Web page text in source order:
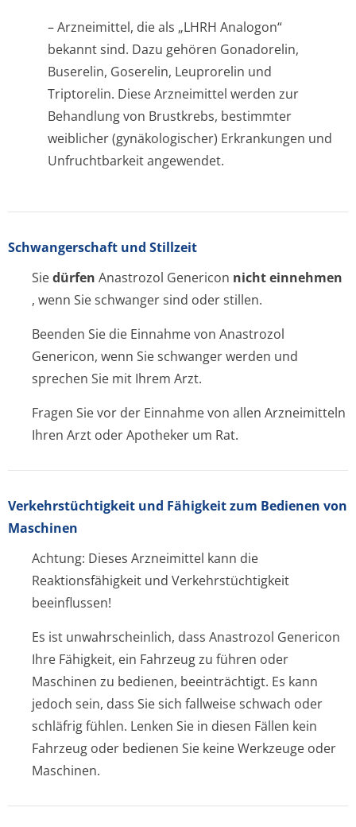
– Arzneimittel, die als „LHRH Analogon“
bekannt sind. Dazu gehören Gonadorelin,
Buserelin, Goserelin, Leuprorelin und
Triptorelin. Diese Arzneimittel werden zur
Behandlung von Brustkrebs, bestimmter
weiblicher (gynäkologischer) Erkrankungen und
Unfruchtbarkeit angewendet.
Schwangerschaft und Stillzeit
Siedürfen Anastrozol Genericon nicht einnehmen
, wenn Sie schwanger sind oder stillen.
Beenden Sie die Einnahme von Anastrozol
Genericon, wenn Sie schwanger werden und
sprechen Sie mit Ihrem Arzt.
Fragen Sie vor der Einnahme von allen Arzneimitteln
Ihren Arzt oder Apotheker um Rat.
Verkehrstüchtig­keit und Fähigkeit zum Bedienen von
Maschinen
Achtung: Dieses Arzneimittel kann die
Reaktionsfähigkeit und Verkehrstüchtigkeit
beeinflussen!
Es ist unwahrscheinlich, dass Anastrozol Genericon
Ihre Fähigkeit, ein Fahrzeug zu führen oder
Maschinen zu bedienen, beeinträchtigt. Es kann
jedoch sein, dass Sie sich fallweise schwach oder
schläfrig fühlen. Lenken Sie in diesen Fällen kein
Fahrzeug oder bedienen Sie keine Werkzeuge oder
Maschinen.